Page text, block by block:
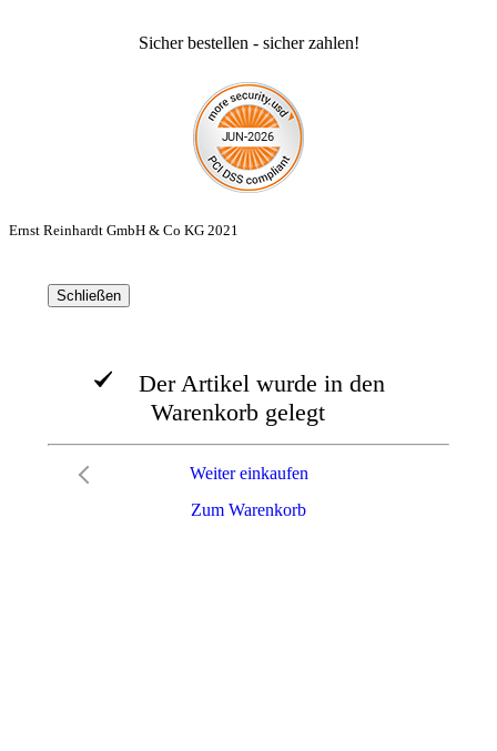
Sicher bestellen - sicher zahlen!
Ernst Reinhardt GmbH & Co KG 2021
Schließen
Der Artikel wurde in den
Warenkorb gelegt
Zum Warenkorb
Weiter einkaufen